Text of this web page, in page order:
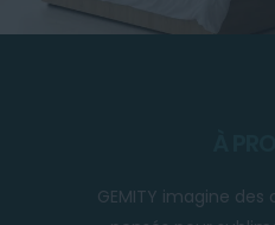
GEMITY imagine